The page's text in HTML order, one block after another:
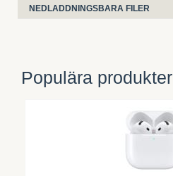
NEDLADDNINGSBARA FILER
Populära produkter